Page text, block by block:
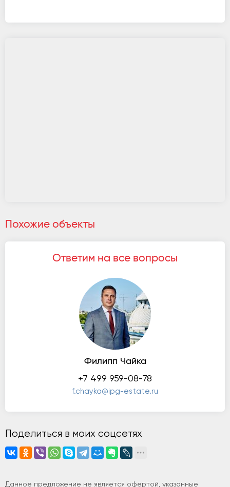
Похожие объекты
Ответим на все вопросы
Филипп Чайка
+7 499 959-08-78
f.chayka@ipg-estate.ru
Поделиться в моих соцсетях
Данное предложение не является офертой, указанные